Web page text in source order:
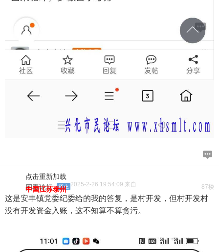
点击重新加载
87楼
回看论坛 楼主 2025-2-26 19:54:09 来自
中国江苏泰州
这是安丰镇党委纪委给的我的答复，是村开发，但村开发村
没有开发资金入账，这不知算不算贪污。